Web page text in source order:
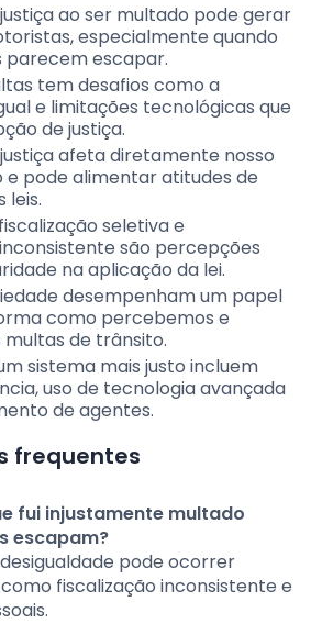
ao ser multado pode gerar
especialmente quando
escapar.
tem desafios como a
e limitações tecnológicas que
de justiça.
afeta diretamente nosso
pode alimentar atitudes de
leis.
seletiva e
são percepções
na aplicação da lei.
desempenham um papel
como percebemos e
de trânsito.
sistema mais justo incluem
uso de tecnologia avançada
de agentes.
frequentes
fui injustamente multado
escapam?
pode ocorrer
fiscalização inconsistente e